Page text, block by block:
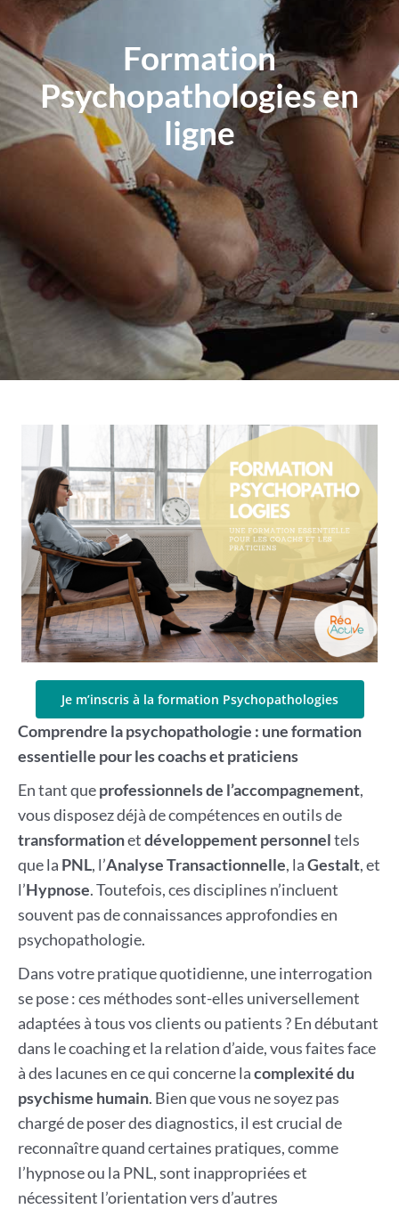
Formation
Psychopathologies en
ligne
Je m’inscris à la formation Psychopathologies
Comprendre la psychopathologie : une formation
essentielle pour les coachs et praticiens
En tant queprofessionnels de l’accompagnement,
vous disposez déjà de compétences en outils de
transformationetdéveloppement personneltels
que la PNL, l’Analyse Transactionnelle, laGestalt, et
l’Hypnose. Toutefois, ces disciplines n’incluent
souvent pas de connaissances approfondies en
psychopathologie.
Dans votre pratique quotidienne, une interrogation
se pose : ces méthodes sont-elles universellement
adaptées à tous vos clients ou patients ? En débutant
dans le coaching et la relation d’aide, vous faites face
à des lacunes en ce qui concerne lacomplexité du
psychisme humain. Bien que vous ne soyez pas
chargé de poser des diagnostics, il est crucial de
reconnaître quand certaines pratiques, comme
l’hypnose ou la PNL, sont inappropriées et
nécessitent l’orientation vers d’autres